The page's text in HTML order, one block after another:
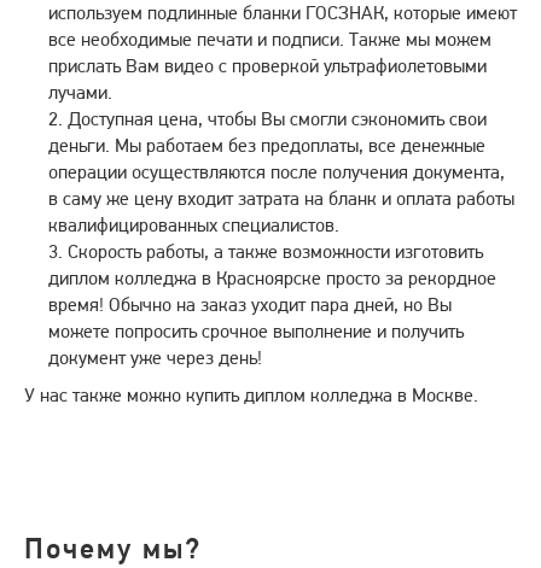
используем подлинные бланки ГОСЗНАК, которые имеют
все необходимые печати и подписи. Также мы можем
прислать Вам видео с проверкой ультрафиолетовыми
лучами.
Доступная цена, чтобы Вы смогли сэкономить свои
деньги. Мы работаем без предоплаты, все денежные
операции осуществляются после получения документа,
в саму же цену входит затрата на бланк и оплата работы
квалифицированных специалистов.
Скорость работы, а также возможности изготовить
диплом колледжа в Красноярске просто за рекордное
время! Обычно на заказ уходит пара дней, но Вы
можете попросить срочное выполнение и получить
документ уже через день!
У нас также можно купить диплом колледжа в Москве.
Почему мы?